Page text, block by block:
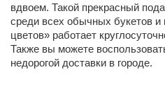
вдвоем. Такой прекрасный
среди всех обычных букетов
цветов» работает
Также вы можете
недорогой доставки в городе.